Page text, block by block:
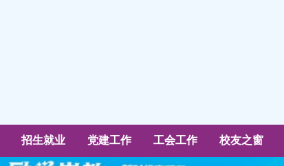
招生就业 党建工作 工会工作 校友之窗